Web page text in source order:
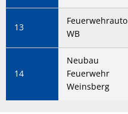
13
Feuerwehrauto
WB
14
Neubau
Feuerwehr
Weinsberg